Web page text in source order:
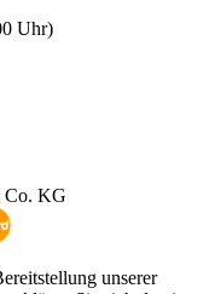
Uhr)
Co. KG
unserer